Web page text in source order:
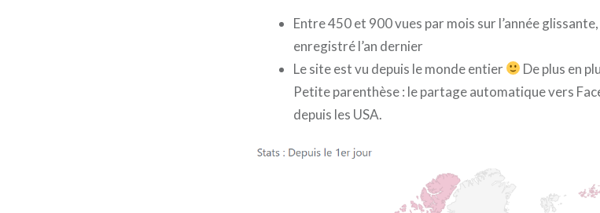
Entre 450 et 900 vues par mois sur l’année
enregistré l’an dernier
Le site est vu depuis le monde entier
De plus en
Petite parenthèse : le partage automatique vers
depuis les USA.